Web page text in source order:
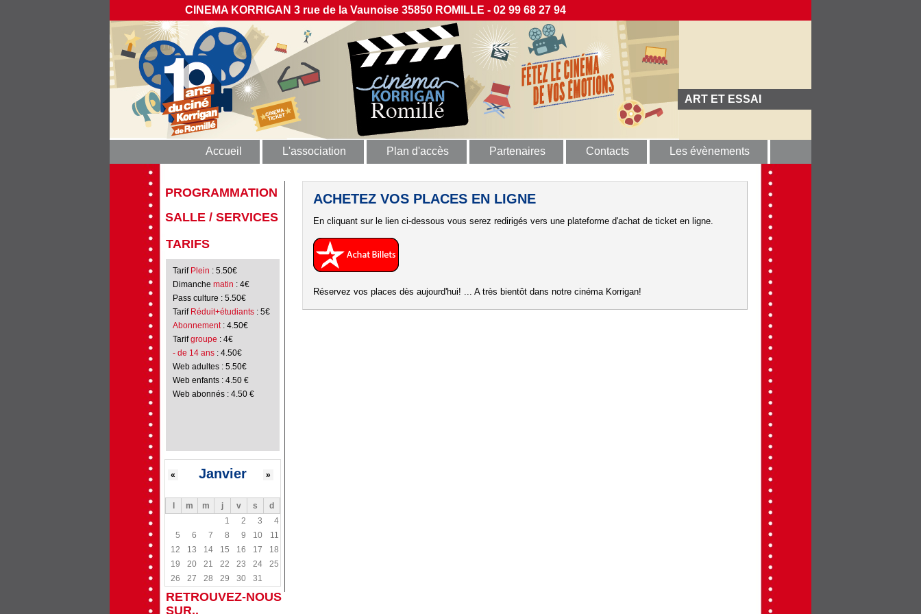
CINEMA KORRIGAN 3 rue de la Vaunoise 35850 ROMILLE - 02 99 68 27 94
ART ET ESSAI
Accueil L'association Plan d'accès Partenaires Contacts Les évènements
PROGRAMMATION
SALLE / SERVICES
TARIFS
Tarif Plein : 5.50€
Dimanche matin : 4€
Pass culture : 5.50€
Tarif Réduit+étudiants : 5€
Abonnement: 4.50€
Tarifgroupe : 4€
- de 14 ans: 4.50€
Web adultes : 5.50€
Web enfants : 4.50 €
Web abonnés : 4.50 €
Janvier
« »
m m j v s
d
1
2 3
4
5
6 7 8 9 10
11
12
13 14 15 16 17
18
19
20 21 22 23 24
25
26
27 28 29 30 31
RETROUVEZ-NOUS
SUR..
ACHETEZ VOS PLACES EN LIGNE
En cliquant sur le lien ci-dessous vous serez redirigés vers une plateforme d'achat de ticket en ligne.
Réservez vos places dès aujourd'hui! ... A très bientôt dans notre cinéma Korrigan!